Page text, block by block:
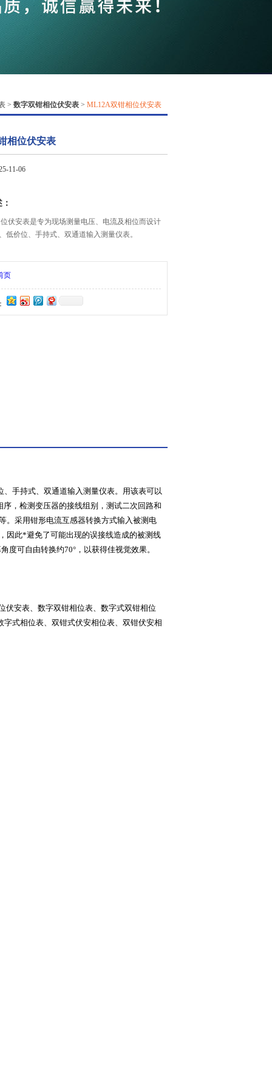
> 数字双钳相位伏安表 > ML12A双钳相位伏安表
相位伏安表
11-06
伏安表是专为现场测量电压、电流及相位而设计
低价位、手持式、双通道输入测量仪表。
页
手持式、双通道输入测量仪表。用该表可以
，检测变压器的接线组别，测试二次回路和
。采用钳形电流互感器转换方式输入被测电
因此*避免了可能出现的误接线造成的被测线
度可自由转换约70°，以获得佳视觉效果。
伏安表、数字双钳相位表、数字式双钳相位
式相位表、双钳式伏安相位表、双钳伏安相